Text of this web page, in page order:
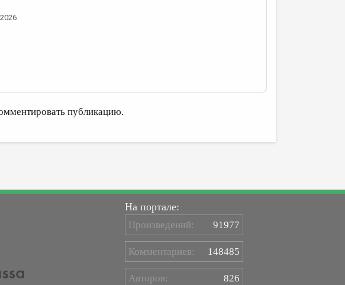
публикацию.
На портале:
Произведений: 91977
Комментариев: 148485
Авторов: 826